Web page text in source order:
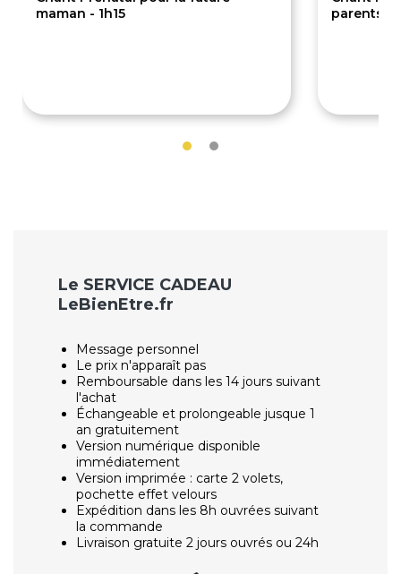
maman - 1h15
parents -
Le SERVICE CADEAU
LeBienEtre.fr
Message personnel
Le prix n'apparaît pas
Remboursable dans les 14 jours suivant
l'achat
Échangeable et prolongeable jusque 1
an gratuitement
Version numérique disponible
immédiatement
Version imprimée : carte 2 volets,
pochette effet velours
Expédition dans les 8h ouvrées suivant
la commande
Livraison gratuite 2 jours ouvrés ou 24h